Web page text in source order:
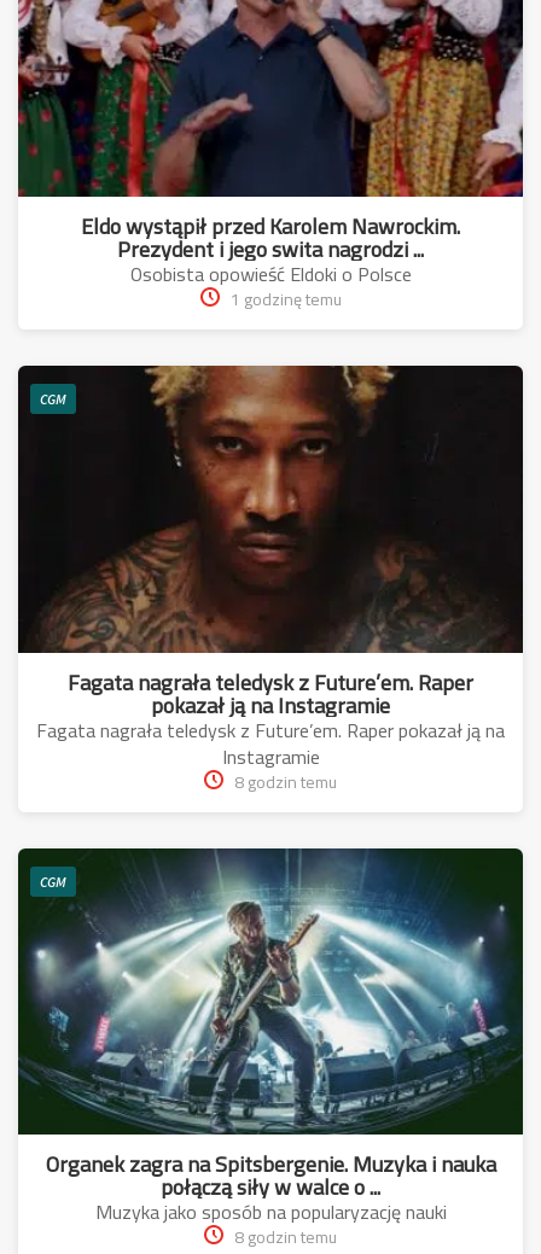
Eldo wystąpił przed Karolem Nawrockim.
Prezydent i jego swita nagrodzi ...
Osobista opowieść Eldoki o Polsce
1 godzinę temu
CGM
Fagata nagrała teledysk z Future’em. Raper
pokazał ją na Instagramie
Fagata nagrała teledysk z Future’em. Raper pokazał ją na
Instagramie
8 godzin temu
CGM
Organek zagra na Spitsbergenie. Muzyka i nauka
połączą siły w walce o ...
Muzyka jako sposób na popularyzację nauki
8 godzin temu